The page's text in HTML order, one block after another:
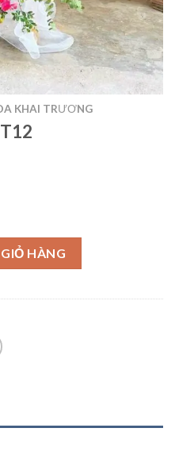
KHAI TRƯƠNG
HÀNG